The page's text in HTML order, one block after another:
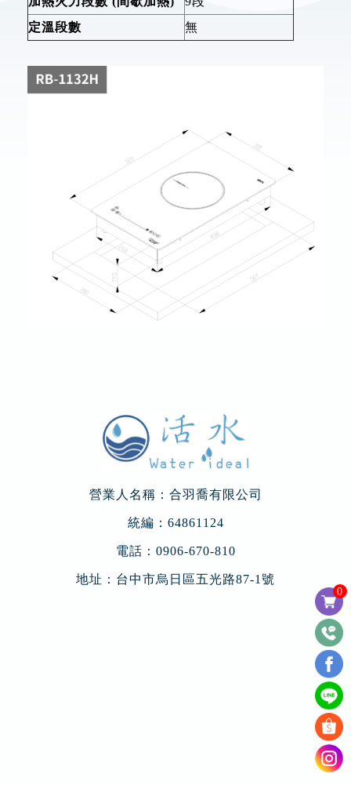
0
定溫段數
無
營業人名稱：合羽喬有限公司
統編：64861124
電話： 0906-670-810
地址： 台中市烏日區五光路87-1號